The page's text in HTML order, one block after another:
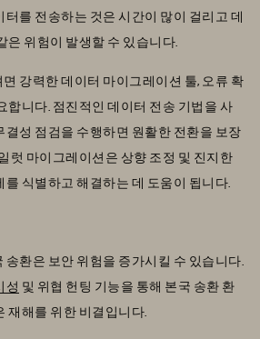
를 전송하는 것은 시간이 많이 걸리고 데
은 위험이 발생할 수 있습니다.
강력한 데이터 마이그레이션 툴, 오류 확
합니다. 점진적인 데이터 전송 기법을 사
결성 점검을 수행하면 원활한 전환을 보장
럿 마이그레이션은 상향 조정 및 진지한
를 식별하고 해결하는 데 도움이 됩니다.
송환은 보안 위험을 증가시킬 수 있습니다.
성 및 위협 헌팅 기능을 통해 본국 송환 환
재해를 위한 비결입니다.